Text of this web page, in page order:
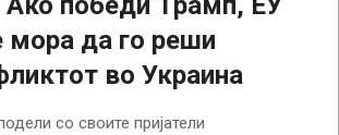
мора да го реши
во Украина
со своите пријатели